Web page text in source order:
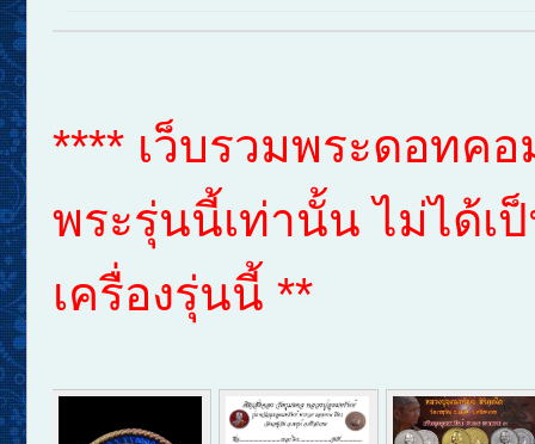
**** เว็บรวมพระดอทค
พระรุ่นนี้เท่านั้น ไม่ได้เ
เครื่องรุ่นนี้ **